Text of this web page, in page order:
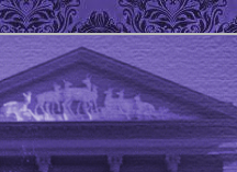
–
d'Autriche – Reine de